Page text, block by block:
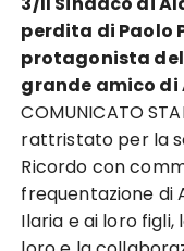
perdita di Paolo
protagonista
grande amico di
COMUNICATO
rattristato per la
Ricordo con
frequentazione di
Ilaria e ai loro